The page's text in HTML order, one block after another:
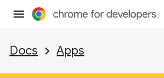
Docs Apps